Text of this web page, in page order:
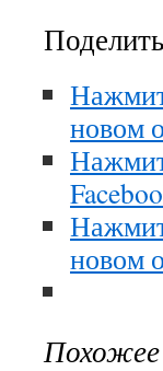
новом
новом
Похожее